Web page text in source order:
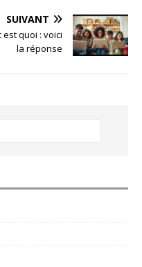
SUIVANT
quoi : voici
la réponse